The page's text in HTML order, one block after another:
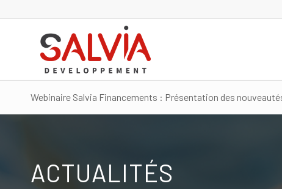
Webinaire Salvia Financements : Présentation des
ACTUALITÉS